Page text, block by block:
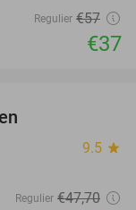
Regulier €57
€37
9.5 star
Regulier €47,70